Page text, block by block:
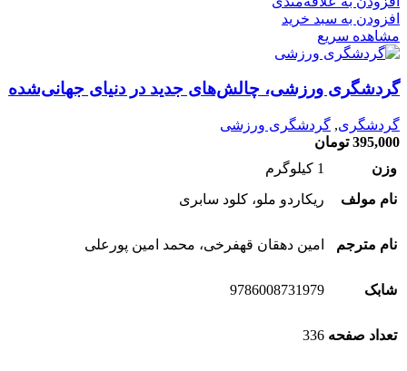
افزودن به سبد خرید
مشاهده سریع
گردشگری ورزشی، چالش‌های جدید در دنیای جهانی‌شده
گردشگری, گردشگری ورزشی
395,000 تومان
وزن
1 کیلوگرم
نام مولف
ریکاردو ملو، کلود سابری
نام مترجم امین دهقان قهفرخی، محمد امین پورعلی
شابک 9786008731979
تعداد صفحه 336